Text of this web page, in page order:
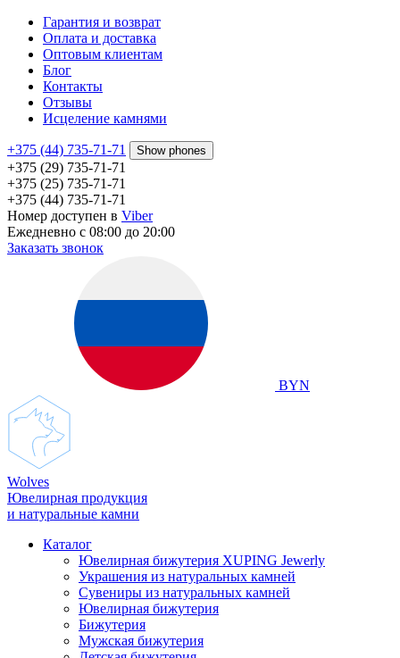
Гарантия и возврат
Оплата и доставка
Оптовым клиентам
Блог
Контакты
Отзывы
Исцеление камнями
+375 (44) 735-71-71 Show phones
+375 (29) 735-71-71
+375 (25) 735-71-71
+375 (44) 735-71-71
Номер доступен в Viber
Ежедневно с 08:00 до 20:00
Заказать звонок
BYN
Wolves
Ювелирная продукция
и натуральные камни
Каталог
Ювелирная бижутерия XUPING Jewerly
Украшения из натуральных камней
Сувениры из натуральных камней
Ювелирная бижутерия
Бижутерия
Мужская бижутерия